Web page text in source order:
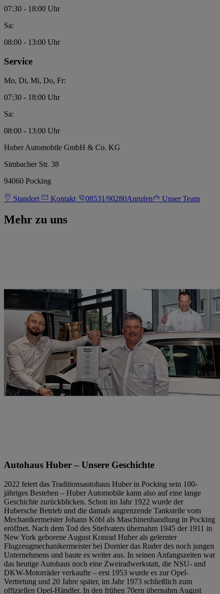
07:30 - 18:00 Uhr
Sa:
08:00 - 13:00 Uhr
Service
Mo, Di, Mi, Do, Fr:
07:30 - 18:00 Uhr
Sa:
08:00 - 13:00 Uhr
Huber Automobile GmbH & Co. KG
Simbacher Str. 38
94060 Pocking
Standort Kontakt 08531/90280Anrufen Unser Team
Mehr zu uns
Autohaus Huber – Unsere Geschichte
2022 feiert das Traditionsautohaus Huber in Pocking sein 100-
jähriges Bestehen – Huber Automobile kann also auf eine lange
Geschichte zurückblicken. Schon im Jahr 1922 wurde der
Hubersche Betrieb und die damals angrenzende Tankstelle vom
Mechanikermeister Johann Köbl als Maschinenhandlung in Pocking
eröffnet. Nach dem Tod des Stiefvaters übernahm 1945 der 1911 in
New York geborene August Konrad Huber als gelernter
Flugzeugmechanikermeister bei Dornier das Ruder des noch jungen
Unternehmens und baute es weiter aus. In seinen Anfangszeiten war
das heutige Autohaus noch eine Zweiradwerkstatt, die NSU- und
DKW-Motorräder verkaufte – erst 1953 wurde es zur Opel-
Vertretung und 20 Jahre später, im Jahr 1973 schließlich zum
offiziellen Opel-Händler. In den frühen 70ern übernahm August